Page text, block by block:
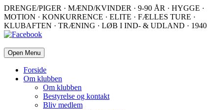
DRENGE/PIGER · MÆND/KVINDER · 9-90 ÅR · HYGGE ·
MOTION · KONKURRENCE · ELITE · FÆLLES TURE ·
KLUBAFTEN · TRÆNING · LØB I IND- & UDLAND · 1940
Open Menu
Forside
Om klubben
Om klubben
Bestyrelse og kontakt
Bliv medlem